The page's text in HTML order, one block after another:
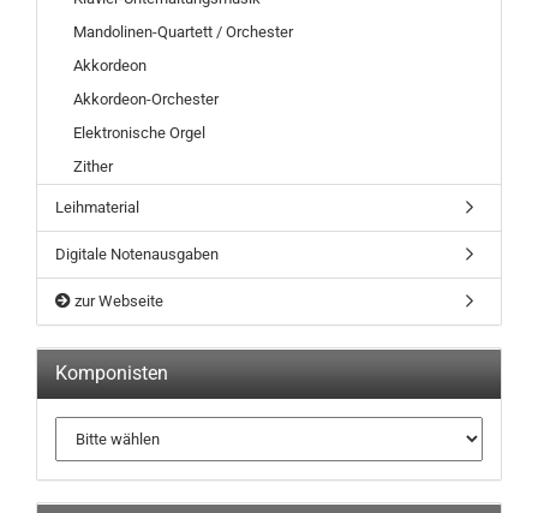
Mandolinen-Quartett / Orchester
Akkordeon
Akkordeon-Orchester
Elektronische Orgel
Zither
Leihmaterial
Digitale Notenausgaben
zur Webseite
Komponisten